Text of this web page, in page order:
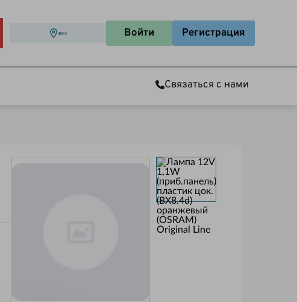
Войти Регистрация
Связаться с нами